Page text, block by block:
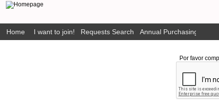
Home I want to join! Requests Search Annual Purchasing Plan
Por favor